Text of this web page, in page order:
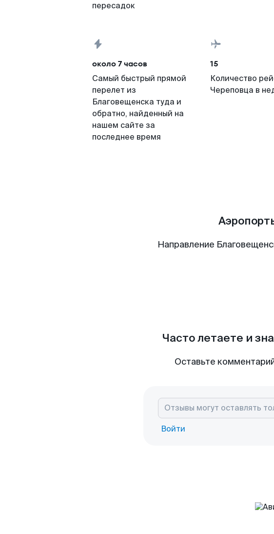
пересадок
около 7 часов
Самый быстрый прямой
перелет из
Благовещенска туда и
обратно, найденный на
нашем сайте за
последнее время
15
Количество
Череповца в
Направление
Часто летаете и
Оставьте
Войти